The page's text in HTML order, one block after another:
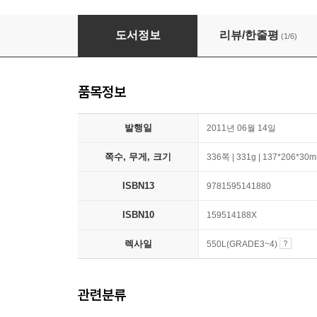
13 Reasons Why 넷플릭스 미드 '루머의 루머
도서정보 리뷰/한줄평 (1/6)
품목정보
발행일 2011년 06월 14일
쪽수, 무게, 크기 336쪽 | 331g |
ISBN13 9781595141880
ISBN10 159514188X
렉사일 550L(GRADE3~4)
관련분류